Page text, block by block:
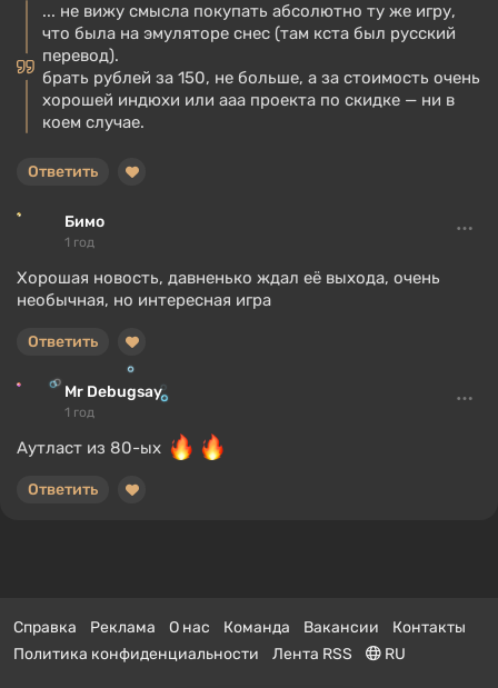
... не вижу смысла покупать абсолютно ту же игру,
что была на эмуляторе снес (там кста был русский
перевод).
брать рублей за 150, не больше, а за стоимость очень
хорошей индюхи или ааа проекта по скидке — ни в
коем случае.
Ответить
Бимо
1 год
Хорошая новость, давненько ждал её выхода, очень
необычная, но интересная игра
Ответить
Mr Debugsay
1 год
Аутласт из 80-ых
Ответить
Справка Реклама О нас Команда Вакансии
Контакты
Политика конфиденциальности
Лента RSS RU